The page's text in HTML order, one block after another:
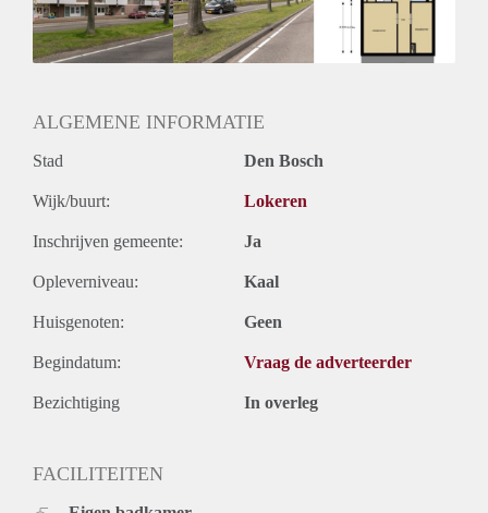
3,1 X Maandhuur Bruto
Huurtermijn
Onbepaalde termijn
ALGEMENE INFORMATIE
Stad Den Bosch
Wijk/buurt: Lokeren
Inschrijven gemeente: Ja
Opleverniveau: Kaal
Huisgenoten: Geen
Begindatum: Vraag de adverteerder
Bezichtiging In overleg
FACILITEITEN